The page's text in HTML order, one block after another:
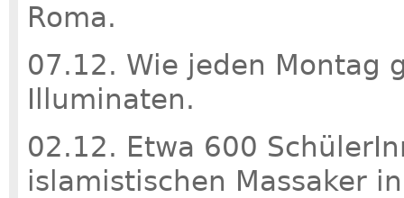
Roma.
07.12. Wie jeden Montag
Illuminaten.
02.12. Etwa 600
islamistischen Massaker